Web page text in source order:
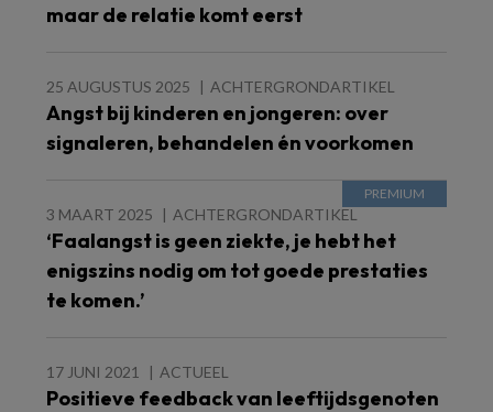
maar de relatie komt eerst
25 AUGUSTUS 2025 ACHTERGRONDARTIKEL
Angst bij kinderen en jongeren: over
signaleren, behandelen én voorkomen
3 MAART 2025 ACHTERGRONDARTIKEL
‘Faalangst is geen ziekte, je hebt het
enigszins nodig om tot goede prestaties
te komen.’
17 JUNI 2021 ACTUEEL
Positieve feedback van leeftijdsgenoten